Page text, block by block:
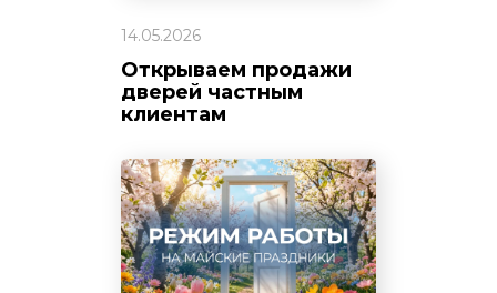
14.05.2026
Открываем продажи
дверей частным
клиентам